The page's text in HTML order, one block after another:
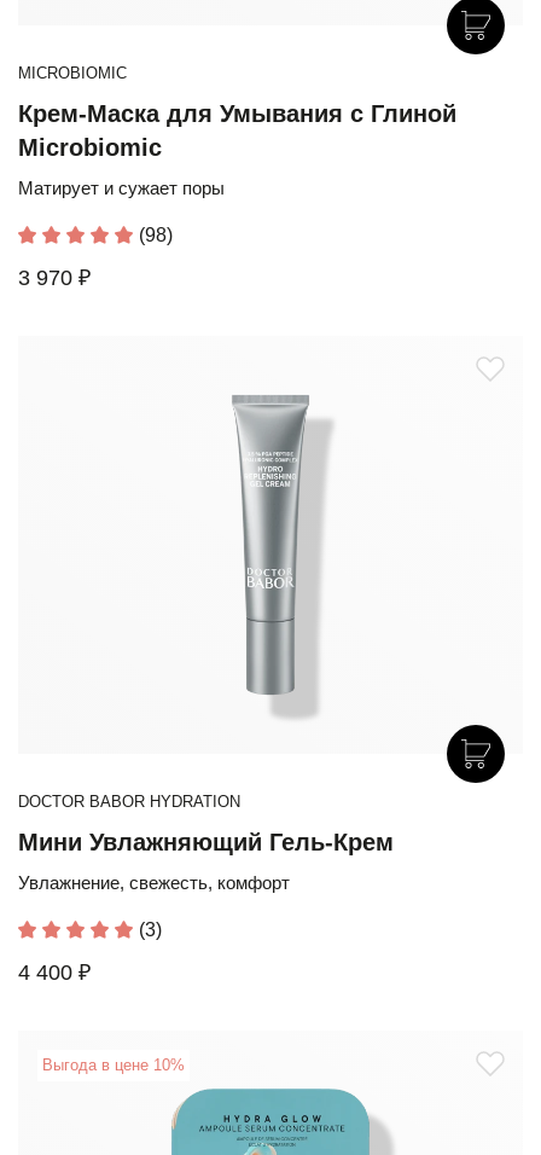
MICROBIOMIC
Крем-Маска для Умывания с Глиной
Microbiomic
Матирует и сужает поры
(98)
3 970 ₽
DOCTOR BABOR HYDRATION
Мини Увлажняющий Гель-Крем
Увлажнение, свежесть, комфорт
(3)
4 400 ₽
Выгода в цене 10%